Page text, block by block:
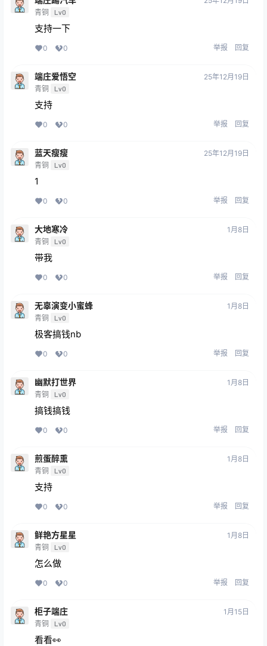
青铜 Lv0
支持一下
0 0 举报 回复
端庄爱悟空
青铜 Lv0
25年12月19日
支持
0 0 举报 回复
蓝天瘦瘦
青铜 Lv0
25年12月19日
1
0 0 举报 回复
大地寒冷
青铜 Lv0
1月8日
带我
0 0 举报 回复
无辜演变小蜜蜂
青铜 Lv0
1月8日
极客搞钱nb
0 0 举报 回复
幽默打世界
青铜 Lv0
1月8日
搞钱搞钱
0 0 举报 回复
煎蛋醉熏
青铜 Lv0
1月8日
支持
0 0 举报 回复
鲜艳方星星
青铜 Lv0
1月8日
怎么做
0 0 举报 回复
柜子端庄
青铜 Lv0
1月15日
看看👀